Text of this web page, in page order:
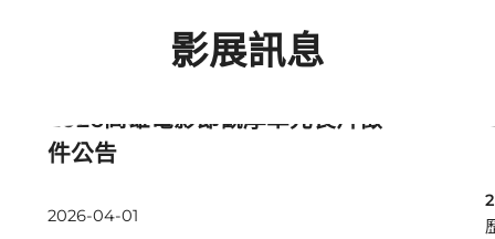
影展訊息
2026高雄電影節觀摩單元長片徵
件公告
2026-04-01